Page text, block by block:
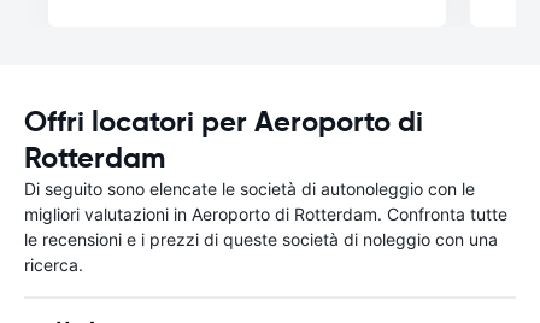
Offri locatori per Aeroporto di
Rotterdam
Di seguito sono elencate le società di autonoleggio con le
migliori valutazioni in Aeroporto di Rotterdam. Confronta tutte
le recensioni e i prezzi di queste società di noleggio con una
ricerca.